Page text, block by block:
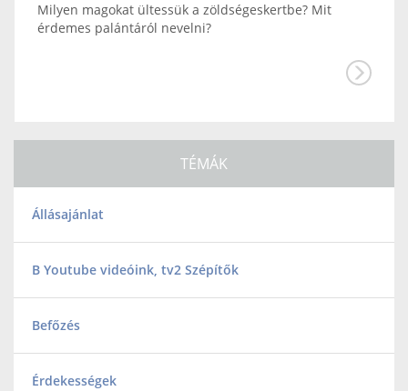
Milyen magokat ültessük a zöldségeskertbe? Mit
érdemes palántáról nevelni?
TÉMÁK
Állásajánlat
B Youtube videóink, tv2 Szépítők
Befőzés
Érdekességek